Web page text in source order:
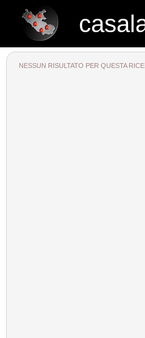
NESSUN RISULTATO PER QUESTA
casalazio.net